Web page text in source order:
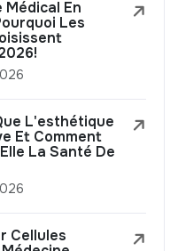
Médical En
Les
L'esthétique
Et Comment
La Santé De
Cellules